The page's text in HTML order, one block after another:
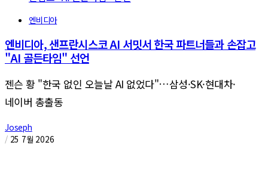
엔비디아
엔비디아, 샌프란시스코 AI 서밋서 한국 파트너들과 손잡고
"AI 골든타임" 선언
젠슨 황 "한국 없인 오늘날 AI 없었다"…삼성·SK·현대차·
네이버 총출동
Joseph
/ 25 7월 2026